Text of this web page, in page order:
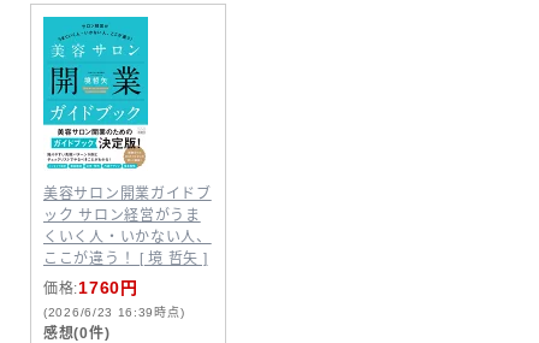
美容サロン開業ガイドブ
ック サロン経営がうま
くいく人・いかない人、
ここが違う！ [ 境 哲矢 ]
価格:1760円
(2026/6/23 16:39時点)
感想(0件)